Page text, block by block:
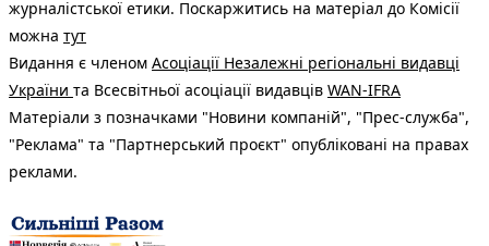
журналістської етики. Поскаржитись на матеріал до Комісії
можна тут
Видання є членом Асоціації Незалежні регіональні видавці
України та Всесвітньої асоціації видавців WAN-IFRA
Матеріали з позначками "Новини компаній", "Прес-служба",
"Реклама" та "Партнерський проєкт" опубліковані на правах
реклами.